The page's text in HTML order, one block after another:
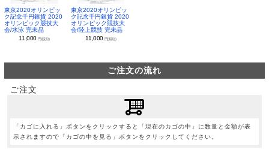
東京2020オリンピッ
ク記念千円銀貨 2020
オリンピック競技大
会/水泳 完未品
11,000円(税別)
東京2020オリンピッ
ク記念千円銀貨 2020
オリンピック競技大
会/陸上競技 完未品
11,000 円(税別)
ご注文の流れ
ご注文
「カゴに入れる」ボタンをクリックすると「現在のカゴの中」に数量と金額が表
示されますので「カゴの中を見る」ボタンをクリックしてください。